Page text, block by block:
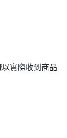
實際收到商品